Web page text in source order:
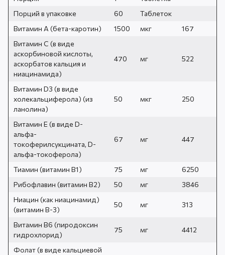
Порций в упаковке
60
Таблеток
Витамин А (бета-каротин)
1500 мкг
167
Витамин С (в виде
аскорбиновой кислоты,
аскорбатов кальция и
ниацинамида)
470 мг 522
Витамин D3 (в виде
холекальциферола) (из
ланолина)
50 мкг 250
Витамин Е (в виде D-
альфа-
токоферилсукцината, D-
альфа-токоферола)
67 мг 447
Тиамин (витамин В1) 75 мг
6250
Рибофлавин (витамин B2)
50 мг
3846
Ниацин (как ниацинамид)
(витамин B-3)
50 мг 313
Витамин В6 (пиродоксин
гидрохлорид)
75 мг 4412
Фолат (в виде кальциевой